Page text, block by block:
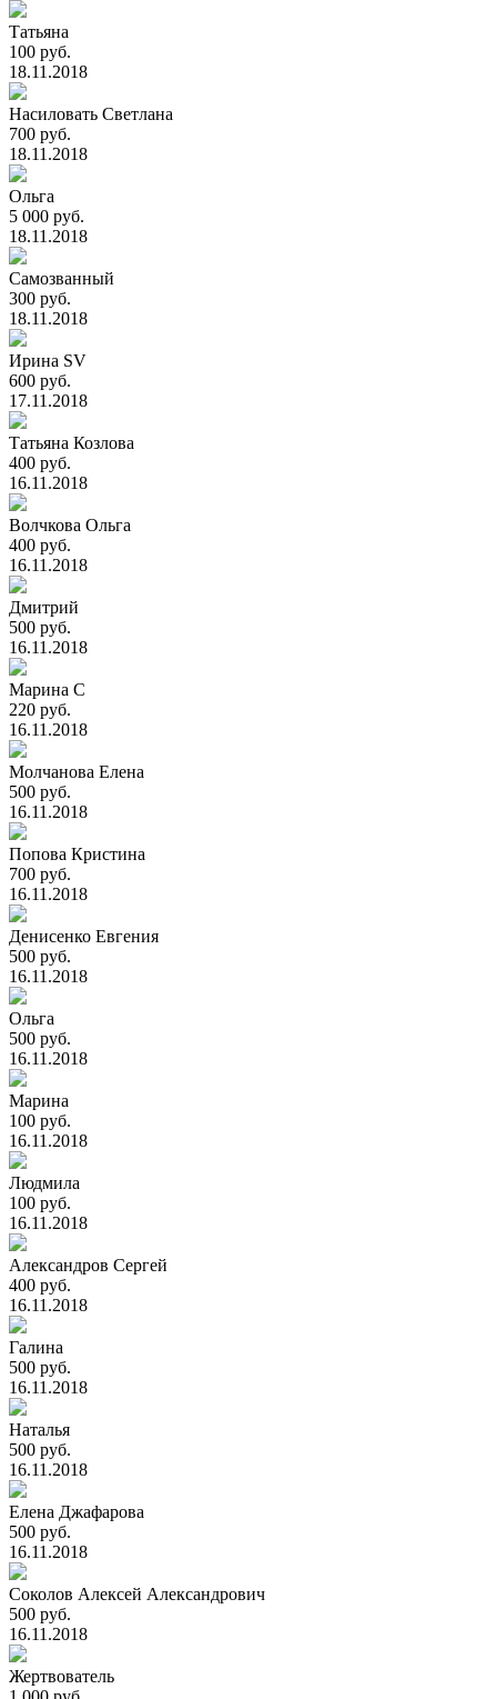
Татьяна
100 руб.
18.11.2018
Насиловать Светлана
700 руб.
18.11.2018
Ольга
5 000 руб.
18.11.2018
Самозванный
300 руб.
18.11.2018
Ирина SV
600 руб.
17.11.2018
Татьяна Козлова
400 руб.
16.11.2018
Волчкова Ольга
400 руб.
16.11.2018
Дмитрий
500 руб.
16.11.2018
Марина С
220 руб.
16.11.2018
Молчанова Елена
500 руб.
16.11.2018
Попова Кристина
700 руб.
16.11.2018
Денисенко Евгения
500 руб.
16.11.2018
Ольга
500 руб.
16.11.2018
Марина
100 руб.
16.11.2018
Людмила
100 руб.
16.11.2018
Александров Сергей
400 руб.
16.11.2018
Галина
500 руб.
16.11.2018
Наталья
500 руб.
16.11.2018
Елена Джафарова
500 руб.
16.11.2018
Соколов Алексей Александрович
500 руб.
16.11.2018
Жертвователь